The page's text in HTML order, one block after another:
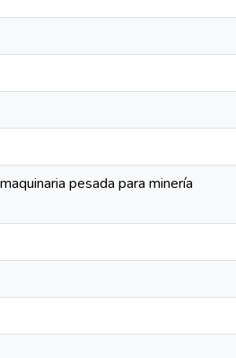
pesada para minería